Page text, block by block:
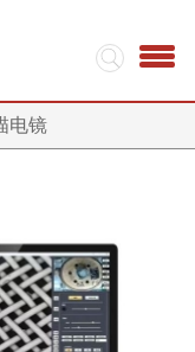
电镜